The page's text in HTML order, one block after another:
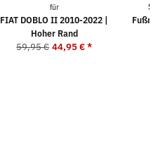
für
FIAT DOBLO II 2010-2022 |
Hoher Rand
59,95 € 44,95 €*